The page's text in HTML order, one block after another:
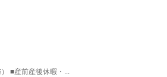
■産前産後休暇・...